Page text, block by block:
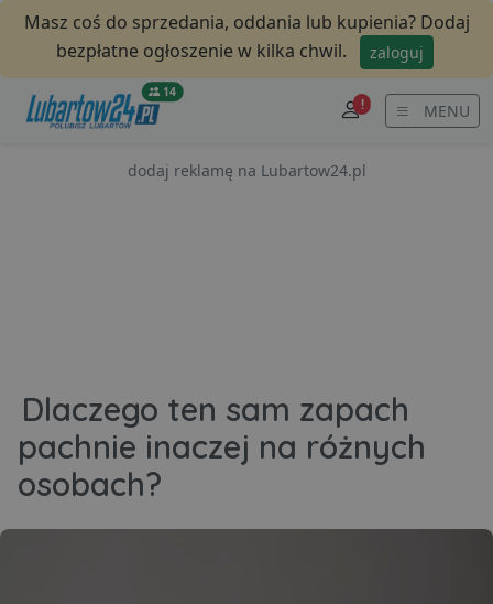
Masz coś do sprzedania, oddania lub kupienia? Dodaj
bezpłatne ogłoszenie w kilka chwil.
zaloguj
14
! MENU
dodaj reklamę na Lubartow24.pl
Dlaczego ten sam zapach
pachnie inaczej na różnych
osobach?